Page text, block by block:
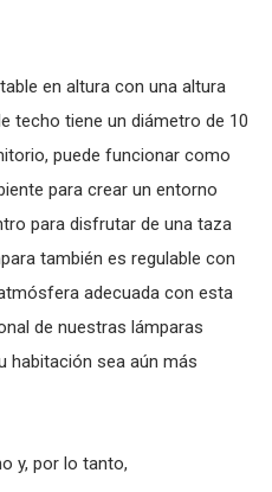
en altura con una altura
techo tiene un diámetro de 10
puede funcionar como
para crear un entorno
para disfrutar de una taza
también es regulable con
adecuada con esta
de nuestras lámparas
habitación sea aún más
y, por lo tanto,